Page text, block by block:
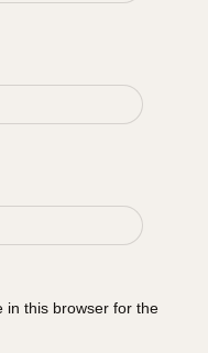
in this browser for the